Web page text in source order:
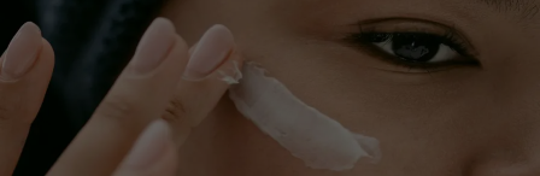
COLORATION
SOLAIRE